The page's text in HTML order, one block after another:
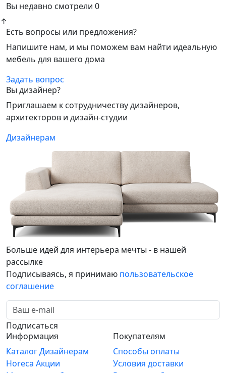
Вы недавно смотрели 0
↑
Есть вопросы или предложения?
Напишите нам, и мы поможем вам найти идеальную
мебель для вашего дома
Задать вопрос
Вы дизайнер?
Приглашаем к сотрудничеству дизайнеров,
архитекторов и дизайн-студии
Дизайнерам
Больше идей для интерьера мечты - в нашей
рассылке
Подписываясь, я принимаю пользовательское
соглашение
Подписаться
Информация
КаталогДизайнерам
Horeca Акции
Покупателям
Способы оплаты
Условия доставки